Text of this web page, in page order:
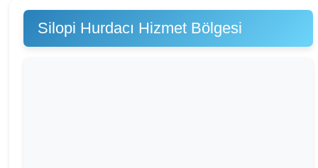
Silopi Hurdacı Hizmet Bölgesi